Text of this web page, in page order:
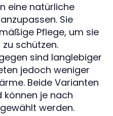
eine natürliche
Sie
Pflege, um sie
schützen.
sind langlebiger
jedoch weniger
Beide Varianten
können je nach
werden.